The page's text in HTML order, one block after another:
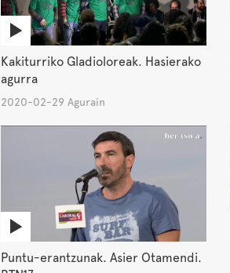
Kakiturriko Gladioloreak. Hasierako
agurra
2020-02-29 Agurain
Puntu-erantzunak. Asier Otamendi.